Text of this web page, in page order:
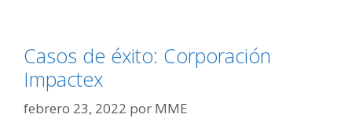
Casos de éxito: Corporación
Impactex
febrero 23, 2022 por MME